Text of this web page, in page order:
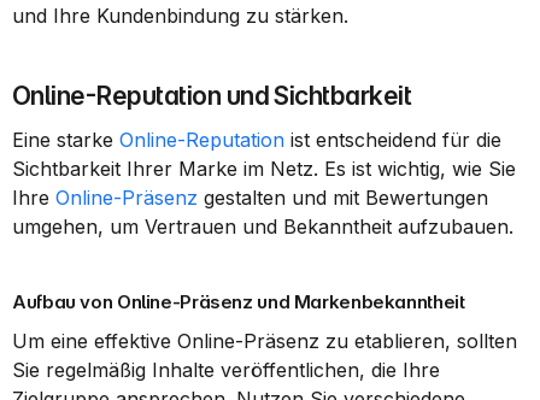
und Ihre Kundenbindung zu stärken.
Online-Reputation und Sichtbarkeit
Eine starke Online-Reputation ist entscheidend für die
Sichtbarkeit Ihrer Marke im Netz. Es ist wichtig, wie Sie
Ihre Online-Präsenz gestalten und mit Bewertungen
umgehen, um Vertrauen und Bekanntheit aufzubauen.
Aufbau von Online-Präsenz und Markenbekanntheit
Um eine effektive Online-Präsenz zu etablieren, sollten
Sie regelmäßig Inhalte veröffentlichen, die Ihre